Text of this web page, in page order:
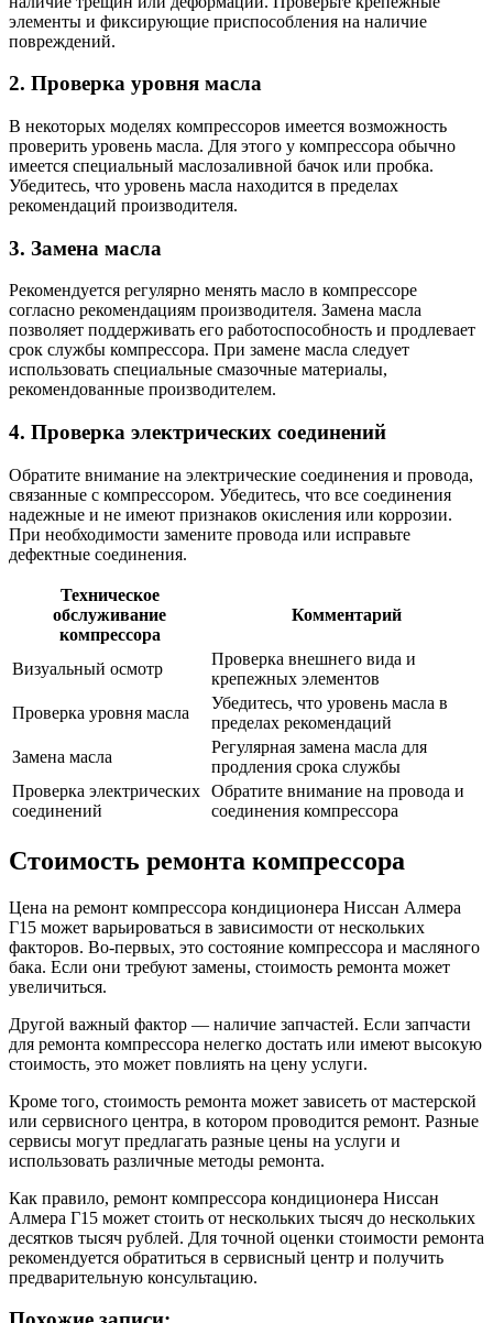
элементы и фиксирующие приспособления на наличие
повреждений.
2. Проверка уровня масла
В некоторых моделях компрессоров имеется возможность
проверить уровень масла. Для этого у компрессора обычно
имеется специальный маслозаливной бачок или пробка.
Убедитесь, что уровень масла находится в пределах
рекомендаций производителя.
3. Замена масла
Рекомендуется регулярно менять масло в компрессоре
согласно рекомендациям производителя. Замена масла
позволяет поддерживать его работоспособность и продлевает
срок службы компрессора. При замене масла следует
использовать специальные смазочные материалы,
рекомендованные производителем.
4. Проверка электрических соединений
Обратите внимание на электрические соединения и провода,
связанные с компрессором. Убедитесь, что все соединения
надежные и не имеют признаков окисления или коррозии.
При необходимости замените провода или исправьте
дефектные соединения.
Техническое
обслуживание
компрессора
Комментарий
Визуальный осмотр
Проверка внешнего вида и
крепежных элементов
Проверка уровня масла
Убедитесь, что уровень масла в
пределах рекомендаций
Замена масла
Регулярная замена масла для
продления срока службы
Проверка электрических
соединений
Обратите внимание на провода и
соединения компрессора
Стоимость ремонта компрессора
Цена на ремонт компрессора кондиционера Ниссан Алмера
Г15 может варьироваться в зависимости от нескольких
факторов. Во-первых, это состояние компрессора и масляного
бака. Если они требуют замены, стоимость ремонта может
увеличиться.
Другой важный фактор — наличие запчастей. Если запчасти
для ремонта компрессора нелегко достать или имеют высокую
стоимость, это может повлиять на цену услуги.
Кроме того, стоимость ремонта может зависеть от мастерской
или сервисного центра, в котором проводится ремонт. Разные
сервисы могут предлагать разные цены на услуги и
использовать различные методы ремонта.
Как правило, ремонт компрессора кондиционера Ниссан
Алмера Г15 может стоить от нескольких тысяч до нескольких
десятков тысяч рублей. Для точной оценки стоимости ремонта
рекомендуется обратиться в сервисный центр и получить
предварительную консультацию.